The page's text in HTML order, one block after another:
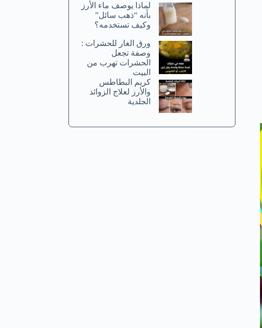
لماذا يوصف ماء الأرز
بأنه “ذهب سائل”
وكيف تستخدمه؟
ورق الغار للحشرات :
وصفة تجعل
الحشرات تهرب من
البيت
كريم البطاطس
والأرز لعلاج الزوائد
الجلدية